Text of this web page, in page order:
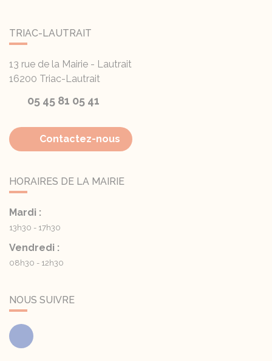
TRIAC-LAUTRAIT
13 rue de la Mairie - Lautrait
16200 Triac-Lautrait
05 45 81 05 41
Contactez-nous
HORAIRES DE LA MAIRIE
Mardi :
13h30 - 17h30
Vendredi :
08h30 - 12h30
NOUS SUIVRE
Facebook